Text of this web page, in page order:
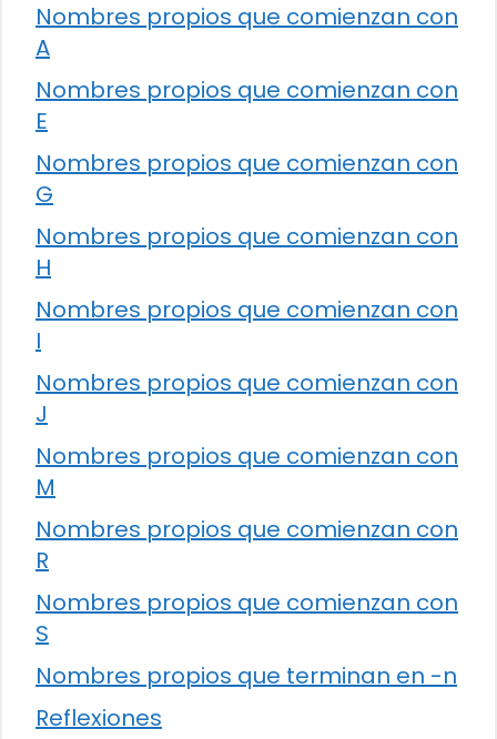
Nombres propios que comienzan con
A
Nombres propios que comienzan con
E
Nombres propios que comienzan con
G
Nombres propios que comienzan con
H
Nombres propios que comienzan con
I
Nombres propios que comienzan con
J
Nombres propios que comienzan con
M
Nombres propios que comienzan con
R
Nombres propios que comienzan con
S
Nombres propios que terminan en -n
Reflexiones